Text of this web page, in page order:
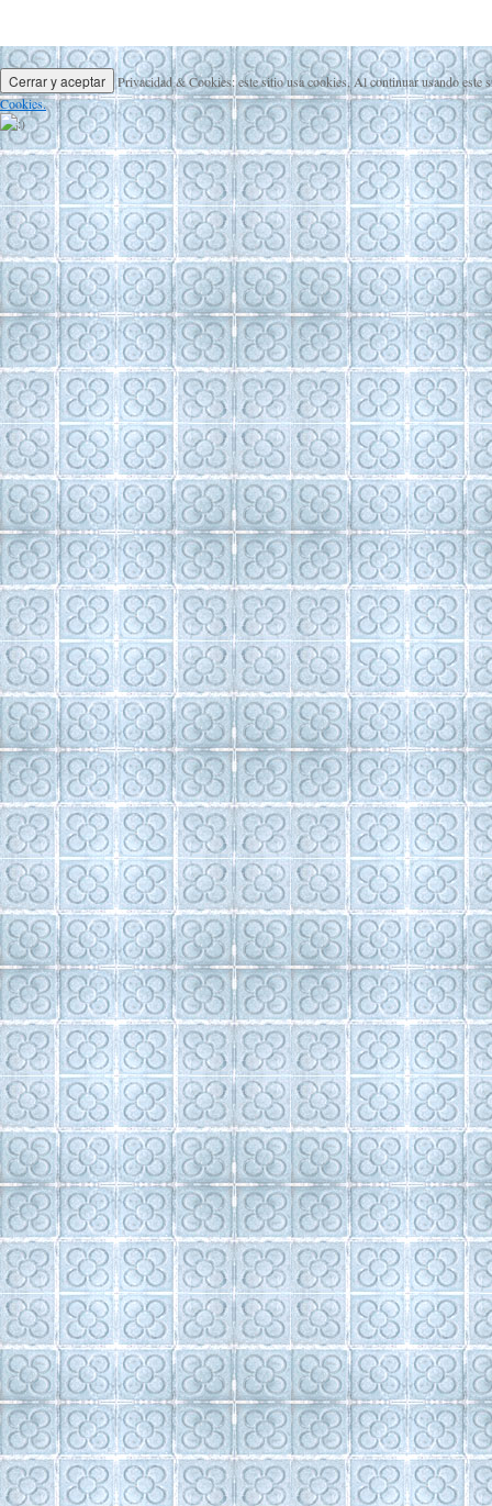
Privacidad & Cookies: este sitio usa cookies. Al continuar usando este
Cookies.